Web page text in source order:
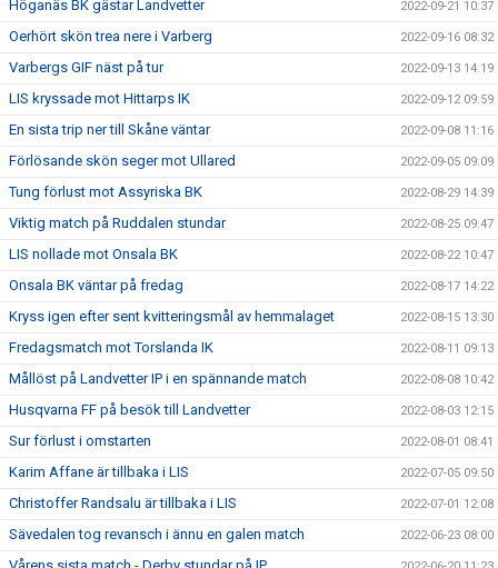
Höganäs BK gästar Landvetter 2022-09-21 10:37
Oerhört skön trea nere i Varberg 2022-09-16 08:32
Varbergs GIF näst på tur 2022-09-13 14:19
LIS kryssade mot Hittarps IK 2022-09-12 09:59
En sista trip ner till Skåne väntar 2022-09-08 11:16
Förlösande skön seger mot Ullared 2022-09-05 09:09
Tung förlust mot Assyriska BK 2022-08-29 14:39
Viktig match på Ruddalen stundar 2022-08-25 09:47
LIS nollade mot Onsala BK 2022-08-22 10:47
Onsala BK väntar på fredag 2022-08-17 14:22
Kryss igen efter sent kvitteringsmål av hemmalaget 2022-08-15 13:30
Fredagsmatch mot Torslanda IK 2022-08-11 09:13
Mållöst på Landvetter IP i en spännande match 2022-08-08 10:42
Husqvarna FF på besök till Landvetter 2022-08-03 12:15
Sur förlust i omstarten 2022-08-01 08:41
Karim Affane är tillbaka i LIS 2022-07-05 09:50
Christoffer Randsalu är tillbaka i LIS 2022-07-01 12:08
Sävedalen tog revansch i ännu en galen match 2022-06-23 08:00